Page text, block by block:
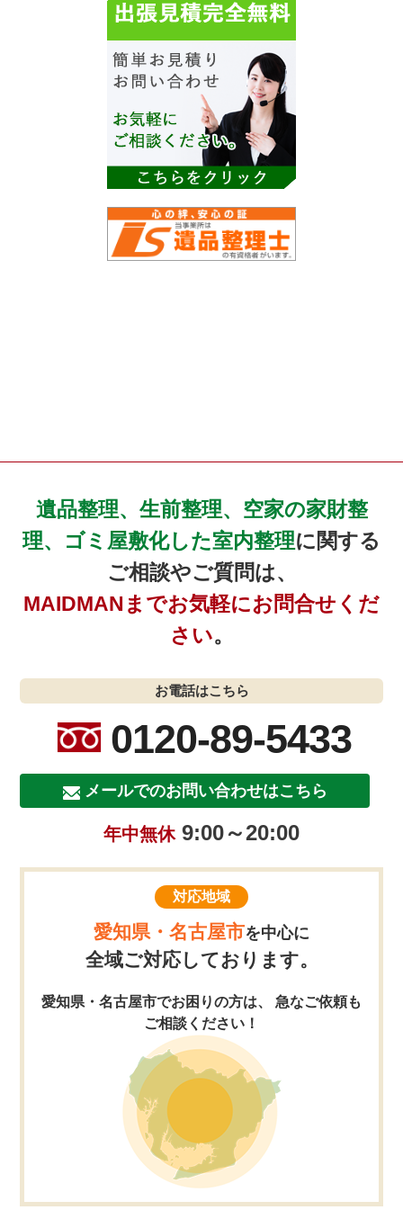
遺品整理、生前整理、空家の家財整
理、ゴミ屋敷化した室内整理に関する
ご相談やご質問は、
MAIDMANまでお気軽にお問合せくだ
さい。
お電話はこちら
0120-89-5433
メールでのお問い合わせはこちら
年中無休9:00～20:00
対応地域
愛知県・名古屋市を中心に
全域ご対応しております。
愛知県・名古屋市でお困りの方は、 急なご依頼も
ご相談ください！